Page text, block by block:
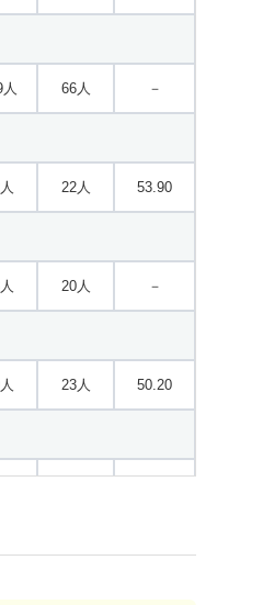
66人 －
22人 53.90
20人 －
23人 50.20